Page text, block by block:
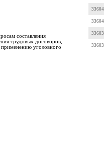
составления
трудовых договоров,
применению уголовного